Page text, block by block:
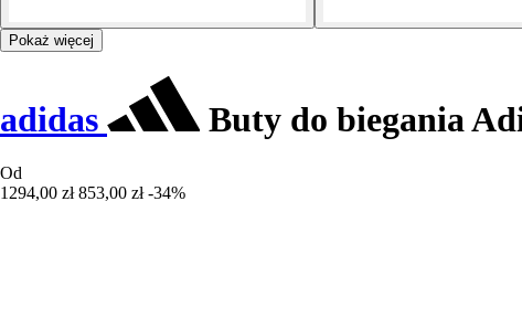
Pokaż więcej
adidas Buty do biegania
Od
1294,00 zł 853,00 zł -34%